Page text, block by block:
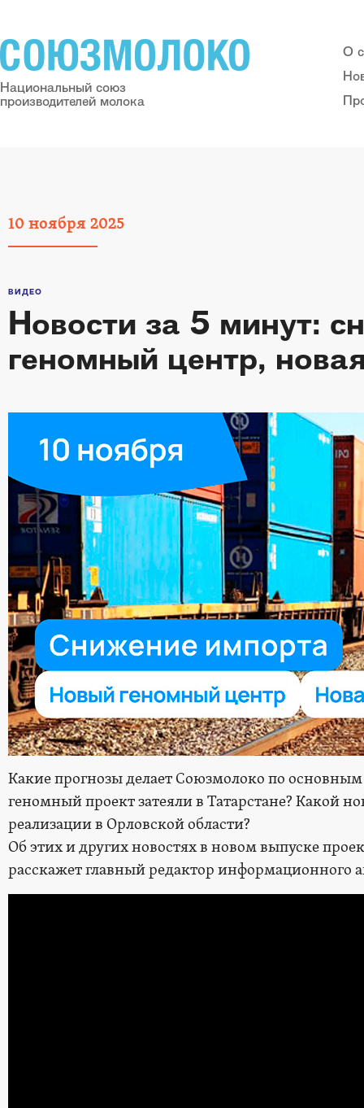
Национальный союз
производителей молока
О
10 ноября 2025
ВИДЕО
Новости за 5 минут:
геномный центр,
Какие прогнозы делает Союзмолоко по основным
геномный проект затеяли в Татарстане? Какой
реализации в Орловской области?
Об этих и других новостях в новом выпуске
расскажет главный редактор информационного